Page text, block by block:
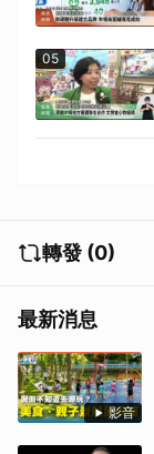
05
轉發 (0)
最新消息
影音